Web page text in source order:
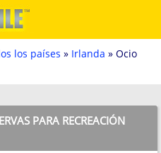
los países » Irlanda » Ocio
PARA RECREACIÓN